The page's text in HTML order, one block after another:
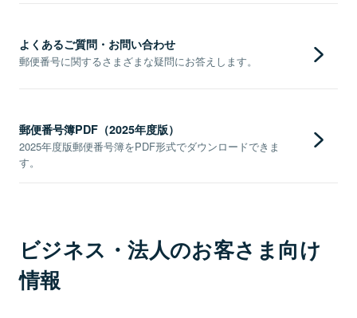
よくあるご質問・お問い合わせ
郵便番号に関するさまざまな疑問にお答えします。
郵便番号簿PDF（2025年度版）
2025年度版郵便番号簿をPDF形式でダウンロードできま
す。
ビジネス・法人のお客さま向け
情報